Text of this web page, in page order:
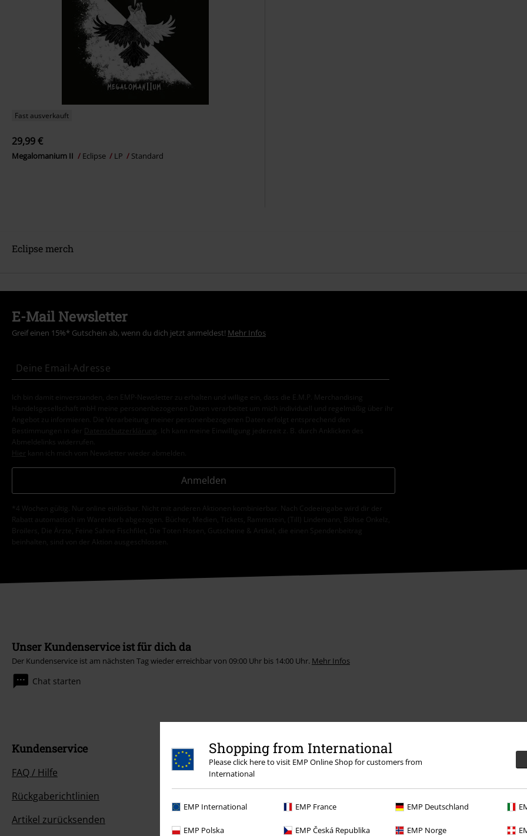
Shopping from International
Please click here to visit EMP Online Shop for customers from
International
EMP International EMP France EMP Deutschland
EMP Polska EMP Česká Republika EMP Norge
Fast ausverkauft
29,99 €
Megalomanium II Eclipse LP Standard
Eclipse merch
E-Mail Newsletter
Greif einen 15%* Gutschein ab, wenn du dich jetzt anmeldest! Mehr Infos
Ich bin damit einverstanden, den EMP-Newsletter zu erhalten und willige ein, dass die E.M.P. Merchandising
Handelsgesellschaft mbH meine personenbezogenen Daten verarbeitet um mich individuell und regelmäßig über ihr
Angebot zu informieren. Die Verarbeitung meiner personenbezogenen Daten erfolgt entsprechend den
Bestimmungen in der
Datenschutzerklärung
. Ich kann meine Einwilligung jederzeit z. B. durch Anklicken des
Abmeldelinks widerrufen.
Hier kann ich mich vom Newsletter wieder abmelden.
Anmelden
*4 Wochen gültig. Nur online einlösbar. Nicht mit anderen Aktionen kombinierbar. Nach Codeeingabe wird dir der
Rabatt automatisch im Warenkorb abgezogen. Bücher, Medien, Tickets, Rammstein, (Till) Lindemann, Böhse Onkelz,
Broilers, Die Ärzte, Feine Sahne Fischfilet, Die Toten Hosen, Gutscheine & Artikel, die einen Spendenbeitrag
beinhalten, sind von der Aktion ausgeschlossen.
Unser Kundenservice ist für dich da
Der Kundenservice ist am nächsten Tag wieder erreichbar von 09:00 Uhr bis 14:00 Uhr. Mehr Infos
Chat starten
Kundenservice
FAQ / Hilfe
Rückgaberichtlinien
Artikel zurücksenden
Angebote für dich